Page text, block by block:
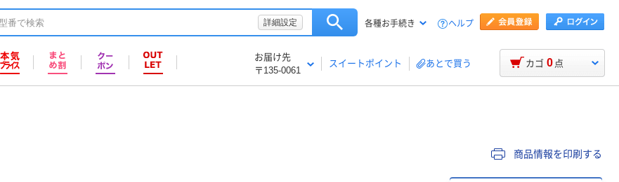
詳細設定 各種お手続き ヘルプ
お届け先
〒135-0061
スイートポイント あとで買う カゴ 0 点
商品情報を印刷する